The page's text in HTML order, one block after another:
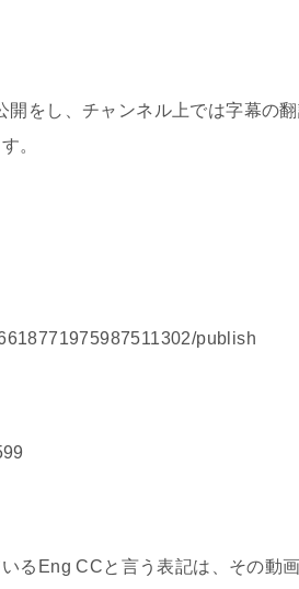
をし、チャンネル上では字幕の
。
publish
るEng CCと言う表記は、その動